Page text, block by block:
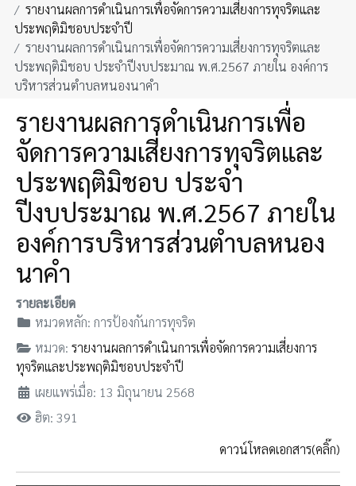
c
e
b
k
u
u
รายงานผลการดำเนินการเพื่อจัดการความเสี่ยงการทุจริตและ
ประพฤติมิชอบประจำปี
รายงานผลการดำเนินการเพื่อจัดการความเสี่ยงการทุจริตและ
ประพฤติมิชอบ ประจำปีงบประมาณ พ.ศ.2567 ภายใน องค์การ
บริหารส่วนตำบลหนองนาคำ
รายงานผลการดำเนินการเพื่อ
จัดการความเสี่ยงการทุจริตและ
ประพฤติมิชอบ ประจำ
ปีงบประมาณ พ.ศ.2567 ภายใน
องค์การบริหารส่วนตำบลหนอง
นาคำ
รายละเอียด
หมวดหลัก: การป้องกันการทุจริต
หมวด: รายงานผลการดำเนินการเพื่อจัดการความเสี่ยงการ
ทุจริตและประพฤติมิชอบประจำปี
เผยแพร่เมื่อ: 13 มิถุนายน 2568
ฮิต: 391
ดาวน์โหลดเอกสาร(คลิ๊ก)